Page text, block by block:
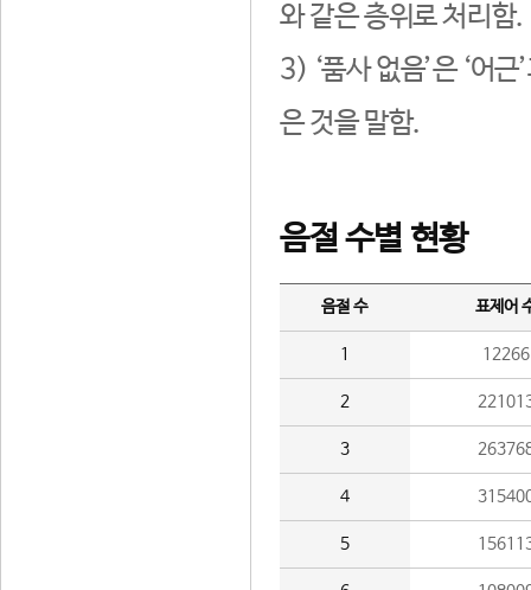
와 같은 층위로 처리함.
3) ‘품사 없음’은 ‘어
은 것을 말함.
음절 수별 현황
음절 수 표제어
1 12266
2
3
4
5